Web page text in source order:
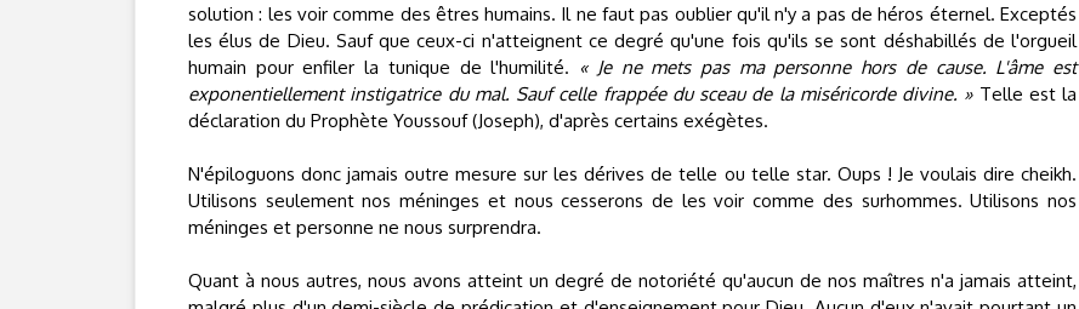
solution : les voir comme des êtres humains. Il ne faut pas oublier qu'il n'y a pas de héros éternel. Exceptés
les élus de Dieu. Sauf que ceux-ci n'atteignent ce degré qu'une fois qu'ils se sont déshabillés de l'orgueil
humain pour enfiler la tunique de l'humilité. « Je ne mets pas ma personne hors de cause. L'âme est
exponentiellement instigatrice du mal. Sauf celle frappée du sceau de la miséricorde divine. »Telle est la
déclaration du Prophète Youssouf (Joseph), d'après certains exégètes.
N'épiloguons donc jamais outre mesure sur les dérives de telle ou telle star. Oups ! Je voulais dire cheikh.
Utilisons seulement nos méninges et nous cesserons de les voir comme des surhommes. Utilisons nos
méninges et personne ne nous surprendra.
Quant à nous autres, nous avons atteint un degré de notoriété qu'aucun de nos maîtres n'a jamais atteint,